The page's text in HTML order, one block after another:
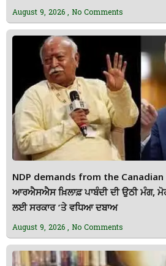
August 9, 2026 No Comments
NDP demands from the Canadian
ਆਰਐਸਐਸ ਖ਼ਿਲਾਫ਼ ਪਾਬੰਦੀ ਦੀ ਉਠੀ ਮੰਗ,
ਲਈ ਸਰਕਾਰ ’ਤੇ ਵਧਿਆ ਦਬਾਅ
August 9, 2026 No Comments